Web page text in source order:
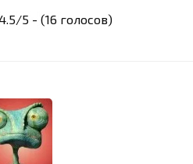
4.5/5 - (16 голосов)